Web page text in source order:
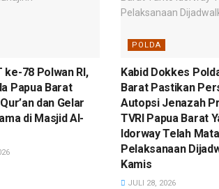
ke-78 Polwan RI,
Papua Barat
dan Gelar
di Masjid Al-
POLDA
Kabid Dokkes
Barat Pastikan
Autopsi Jenazah
TVRI Papua Barat
Idorway Telah
Pelaksanaan
Kamis
JULI 28, 2026